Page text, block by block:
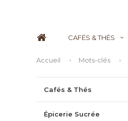
CAFÉS & THÉS
Accueil Mots-clés
Cafés & Thés
Épicerie Sucrée